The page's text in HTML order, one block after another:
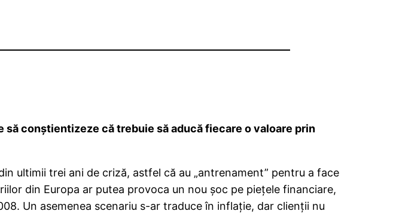
conştientizeze că trebuie să aducă fiecare o valoare prin
ultimii trei ani de criză, astfel că au „antrenament” pentru a face
din Europa ar putea provoca un nou şoc pe pieţele financiare,
Un asemenea scenariu s-ar traduce în inflaţie, dar clienţii nu